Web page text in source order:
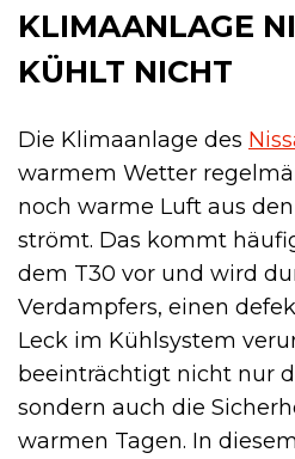
KLIMAANLAGE
KÜHLT NICHT
Die Klimaanlage des
warmem Wetter
noch warme Luft aus
strömt. Das kommt
dem T30 vor und wird
Verdampfers, einen
Leck im Kühlsystem
beeinträchtigt nicht nur
sondern auch die
warmen Tagen. In